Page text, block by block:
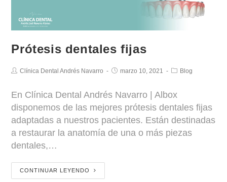
Prótesis dentales fijas
Clínica Dental Andrés Navarro marzo 10, 2021 Blog
En Clínica Dental Andrés Navarro | Albox
disponemos de las mejores prótesis dentales fijas
adaptadas a nuestros pacientes. Están destinadas
a restaurar la anatomía de una o más piezas
dentales,…
CONTINUAR LEYENDO